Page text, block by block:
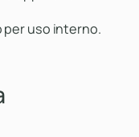
uso interno.